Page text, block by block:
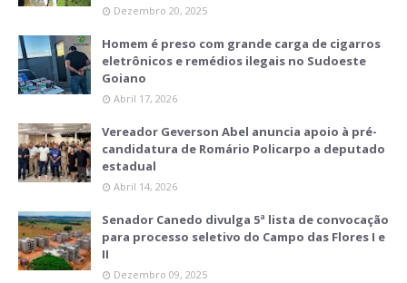
Dezembro 20, 2025
Homem é preso com grande carga de cigarros
eletrônicos e remédios ilegais no Sudoeste
Goiano
Abril 17, 2026
Vereador Geverson Abel anuncia apoio à pré-
candidatura de Romário Policarpo a deputado
estadual
Abril 14, 2026
Senador Canedo divulga 5ª lista de convocação
para processo seletivo do Campo das Flores I e
II
Dezembro 09, 2025